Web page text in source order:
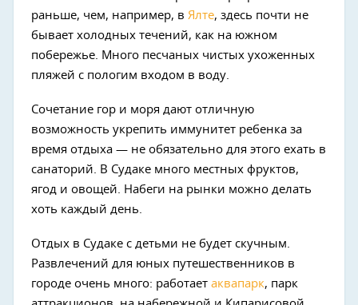
раньше, чем, например, в Ялте, здесь почти не
бывает холодных течений, как на южном
побережье. Много песчаных чистых ухоженных
пляжей с пологим входом в воду.
Сочетание гор и моря дают отличную
возможность укрепить иммунитет ребенка за
время отдыха — не обязательно для этого ехать в
санаторий. В Судаке много местных фруктов,
ягод и овощей. Набеги на рынки можно делать
хоть каждый день.
Отдых в Судаке с детьми не будет скучным.
Развлечений для юных путешественников в
городе очень много: работает аквапарк, парк